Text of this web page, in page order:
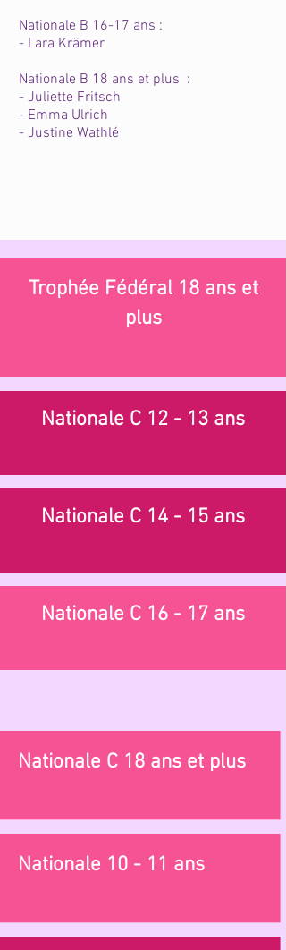
Nationale B 16-17 ans :
- Lara Krämer
Nationale B 18 ans et plus :
- Juliette Fritsch
- Emma Ulrich
- Justine Wathlé
Trophée Fédéral 18 ans et
plus
Nationale C 12 - 13 ans
Nationale C 14 - 15 ans
Nationale C 16 - 17 ans
Nationale C 18 ans et plus
Nationale 10 - 11 ans